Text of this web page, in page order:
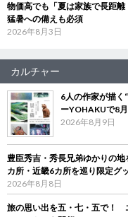
物価高でも「夏は家族で長距
猛暑への備えも必須
2026年8月3日
カルチャー
6人の作家が描
ーYOHAKUで8
2026年8月9日
豊臣秀吉・秀長兄弟ゆかりの
カ所・近畿6カ所を巡り限定グ
2026年8月8日
旅の思い出を五・七・五で！